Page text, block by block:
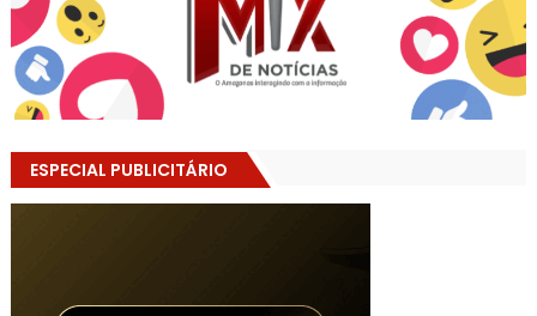
ESPECIAL PUBLICITÁRIO